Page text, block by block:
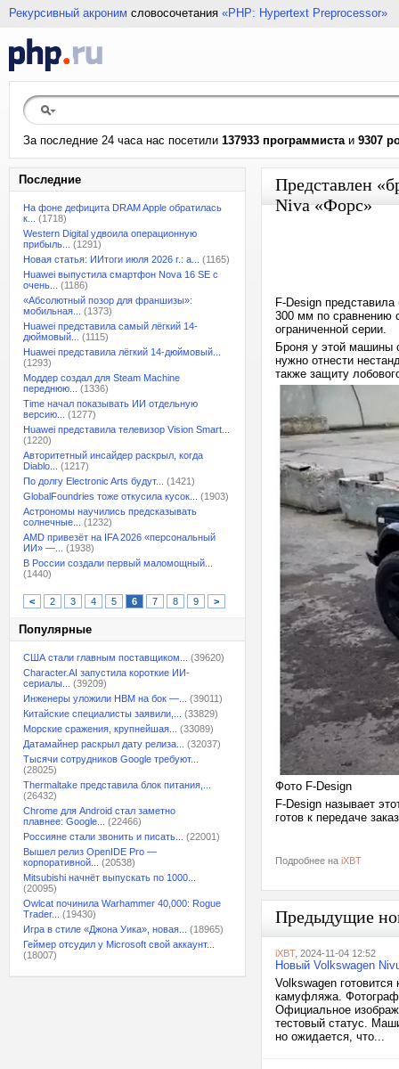
Рекурсивный акроним словосочетания «PHP: Hypertext Preprocessor»
За последние 24 часа нас посетили 137933 программистаи 9307
Последние
На фоне дефицита DRAM Apple обратилась
к...
(1718)
Western Digital удвоила операционную
прибыль...
(1291)
Новая статья: ИИтоги июля 2026 г.: а...
(1165)
Huawei выпустила смартфон Nova 16 SE с
очень...
(1186)
«Абсолютный позор для франшизы»:
мобильная...
(1373)
Huawei представила самый лёгкий 14-
дюймовый...
(1115)
Huawei представила лёгкий 14-дюймовый...
(1293)
Моддер создал для Steam Machine
переднюю...
(1336)
Time начал показывать ИИ отдельную
версию...
(1277)
Huawei представила телевизор Vision Smart...
(1220)
Авторитетный инсайдер раскрыл, когда
Diablo...
(1217)
По долгу Electronic Arts будут...
(1421)
GlobalFoundries тоже откусила кусок...
(1903)
Астрономы научились предсказывать
солнечные...
(1232)
AMD привезёт на IFA 2026 «персональный
ИИ» —...
(1938)
В России создали первый маломощный...
(1440)
< 2 3 4 5 6 7 8 9 >
Популярные
США стали главным поставщиком...
(39620)
Character.AI запустила короткие ИИ-
сериалы...
(39209)
Инженеры уложили HBM на бок —...
(39011)
Китайские специалисты заявили,...
(33829)
Морские сражения, крупнейшая...
(33089)
Датамайнер раскрыл дату релиза...
(32037)
Тысячи сотрудников Google требуют...
(28025)
Thermaltake представила блок питания,...
(26432)
Chrome для Android стал заметно
плавнее: Google...
(22466)
Россияне стали звонить и писать...
(22001)
Вышел релиз OpenIDE Pro —
корпоративной...
(20538)
Mitsubishi начнёт выпускать по 1000...
(20095)
Owlcat починила Warhammer 40,000: Rogue
Trader...
(19430)
Игра в стиле «Джона Уика», новая...
(18965)
Геймер отсудил у Microsoft свой аккаунт...
(18007)
Представлен
Niva «Форс»
F-Design
300 мм по сравнению
ограниченной серии.
Броня у этой машины
нужно отнести
также защиту
Фото F-Design
F-Design называет
готов к передаче
Подробнее на iXBT
Предыдущие
iXBT, 2024-11-04 12:52
Новый Volkswagen
Volkswagen
камуфляжа.
Официальное
тестовый статус.
но ожидается, что...